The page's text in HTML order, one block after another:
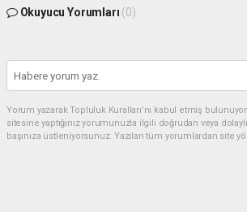
Okuyucu Yorumları (0)
Yorum yazarak Topluluk Kuralları’nı kabul etmiş
sitesine yaptığınız yorumunuzla ilgili doğrudan veya
başınıza üstleniyorsunuz. Yazılan tüm yorumlardan site